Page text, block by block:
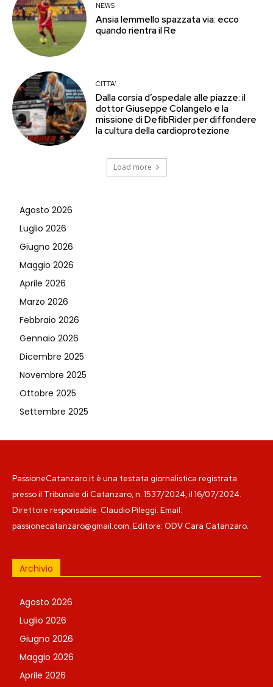
NEWS
Ansia Iemmello spazzata via: ecco
quando rientra il Re
CITTA'
Dalla corsia d’ospedale alle piazze: il
dottor Giuseppe Colangelo e la
missione di DefibRider per diffondere
la cultura della cardioprotezione
Load more
Agosto 2026
Luglio 2026
Giugno 2026
Maggio 2026
Aprile 2026
Marzo 2026
Febbraio 2026
Gennaio 2026
Dicembre 2025
Novembre 2025
Ottobre 2025
Settembre 2025
PassioneCatanzaro.it è una testata giornalistica registrata
presso il Tribunale di Catanzaro, n. 1537/2024, il 16/07/2024.
Direttore responsabile: Claudio Pileggi. Email:
passionecatanzaro@gmail.com. Editore: ODV Cara Catanzaro.
Archivio
Agosto 2026
Luglio 2026
Giugno 2026
Maggio 2026
Aprile 2026